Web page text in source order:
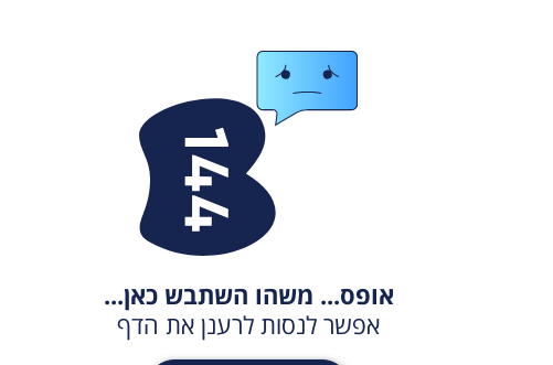
אופס... משהו השתבש כאן...
אפשר לנסות לרענן את הדף